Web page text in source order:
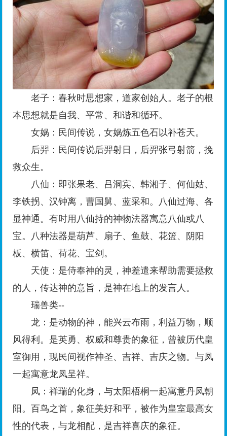
老子：春秋时思想家，道家创始人。老子的根
本思想就是自我、平常、和谐和循环。
女娲：民间传说，女娲炼五色石以补苍天。
后羿：民间传说后羿射日，后羿张弓射箭，挽
救众生。
八仙：即张果老、吕洞宾、韩湘子、何仙姑、
李铁拐、汉钟离，曹国舅、蓝采和。八仙过海、各
显神通。有时用八仙持的神物法器寓意八仙或八
宝。八种法器是葫芦、扇子、鱼鼓、花篮、阴阳
板、横笛、荷花、宝剑。
天使：是侍奉神的灵，神差遣来帮助需要拯救
的人，传达神的意旨，是神在地上的发言人。
瑞兽类--
龙：是动物的神，能兴云布雨，利益万物，顺
风得利。是英勇、权威和尊贵的象征，曾被历代皇
室御用，现民间视作神圣、吉祥、吉庆之物。与凤
一起寓意龙凤呈祥。
凤：祥瑞的化身，与太阳梧桐一起寓意丹凤朝
阳。百鸟之首，象征美好和平，被作为皇室最高女
性的代表，与龙相配，是吉祥喜庆的象征。